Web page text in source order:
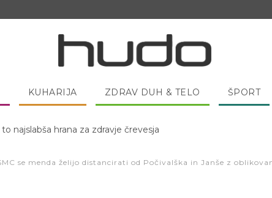
KUHARIJA ZDRAV DUH & TELO ŠPORT
spanjem dobro pojesti žlico medu?
se menda želijo distancirati od Počivalška in Janše z